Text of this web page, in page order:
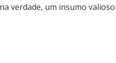
verdade, um insumo